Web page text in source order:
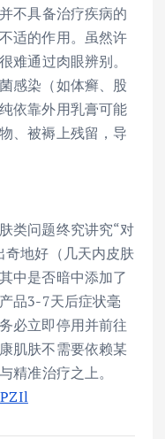
不具备治疗疾病的
适的作用。虽然许
难通过肉眼辨别。
感染（如体癣、股
依靠外用乳膏可能
、被褥上残留，导
类问题终究讲究“对
奇地好（几天内皮肤
中是否暗中添加了
品3-7天后症状毫
必立即停用并前往
肌肤不需要依赖某
精准治疗之上。